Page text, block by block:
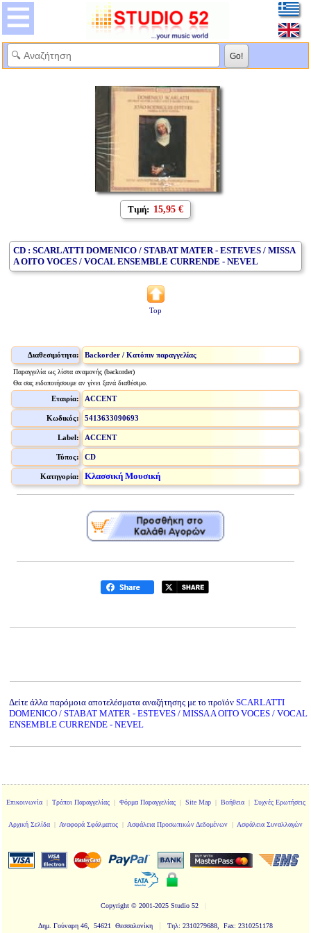
Τιμή: 15,95 €
CD : SCARLATTI DOMENICO / STABAT MATER - ESTEVES / MISSA
A OITO VOCES / VOCAL ENSEMBLE CURRENDE - NEVEL
Top
Διαθεσιμότητα: Backorder / Κατόπιν παραγγελίας
Παραγγελία ως λίστα αναμονής (backorder)
Θα σας ειδοποιήσουμε αν γίνει ξανά διαθέσιμο.
Εταιρία: ACCENT
Κωδικός: 5413633090693
Label: ACCENT
Τύπος: CD
Κατηγορία: Κλασσική Μουσική
Δείτε άλλα παρόμοια αποτελέσματα αναζήτησης με το προϊόν SCARLATTI
DOMENICO / STABAT MATER - ESTEVES / MISSA A OITO VOCES / VOCAL
ENSEMBLE CURRENDE - NEVEL
Επικοινωνία| Τρόποι Παραγγελίας| Φόρμα Παραγγελίας| Site Map| Βοήθεια| Συχνές Ερωτήσεις
Αρχική Σελίδα | Αναφορά Σφάλματος | Ασφάλεια Προσωπικών Δεδομένων | Ασφάλεια Συναλλαγών
Copyright © 2001-2025 Studio 52
Δημ. Γούναρη 46, 54621 Θεσσαλονίκη | Τηλ: 2310279688, Fax: 2310251178